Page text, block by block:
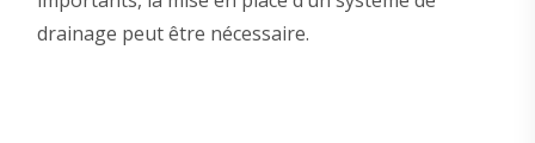
drainage peut être nécessaire.